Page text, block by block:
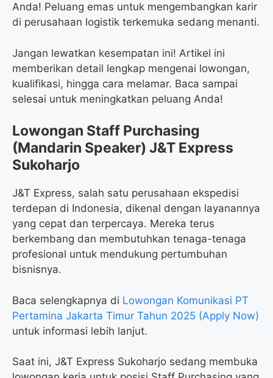
Anda! Peluang emas untuk mengembangkan karir
di perusahaan logistik terkemuka sedang menanti.
Jangan lewatkan kesempatan ini! Artikel ini
memberikan detail lengkap mengenai lowongan,
kualifikasi, hingga cara melamar. Baca sampai
selesai untuk meningkatkan peluang Anda!
Lowongan Staff Purchasing
(Mandarin Speaker) J&T Express
Sukoharjo
J&T Express, salah satu perusahaan ekspedisi
terdepan di Indonesia, dikenal dengan layanannya
yang cepat dan terpercaya. Mereka terus
berkembang dan membutuhkan tenaga-tenaga
profesional untuk mendukung pertumbuhan
bisnisnya.
Baca selengkapnya di Lowongan Komunikasi PT
Pertamina Jakarta Timur Tahun 2025 (Apply Now)
untuk informasi lebih lanjut.
Saat ini, J&T Express Sukoharjo sedang membuka